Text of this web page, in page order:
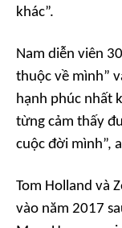
khác”.
Nam diễn viên
thuộc về mình”
hạnh phúc nhất
từng cảm thấy
cuộc đời mình”,
Tom Holland và
vào năm 2017